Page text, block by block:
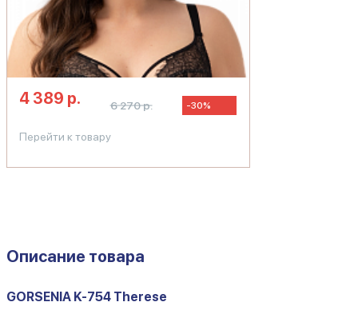
4 389 р. 6 270 р. -30%
Перейти к товару
Описание товара
GORSENIA K-754 Therese